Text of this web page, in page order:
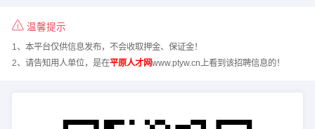
温馨提示
1、本平台仅供信息发布，不会收取押金、保证金！
2、请告知用人单位，是在平原人才网www.ptyw.cn上看到该招聘信息的！